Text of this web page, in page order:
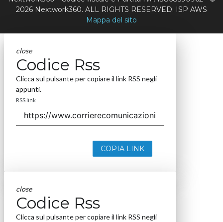
2026 Nextwork360. ALL RIGHTS RESERVED. ISP AWS
Mappa del sito
close
Codice Rss
Clicca sul pulsante per copiare il link RSS negli
appunti.
RSS link
COPIA LINK
close
Codice Rss
Clicca sul pulsante per copiare il link RSS negli